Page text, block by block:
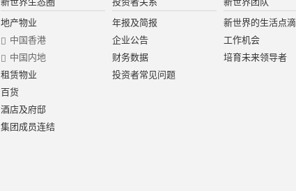
地产物业
中国香港
中国内地
租赁物业
百货
酒店及府邸
集团成员连结
年报及简报
企业公告
财务数据
投资者常见问题
新世界的生活点滴
工作机会
培育未来领导者